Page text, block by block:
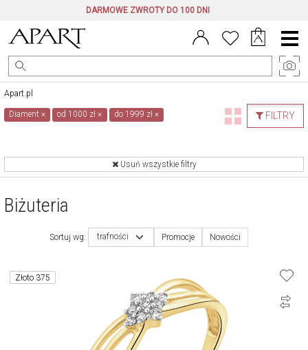
DARMOWE ZWROTY DO 100 DNI
Menu
główne
Apart.pl
FILTRY
Diament× od 1000 zł× do 1999 zł ×
Usuń wszystkie filtry
Biżuteria
Sortuj wg: trafności Promocje Nowości
Złoto 375